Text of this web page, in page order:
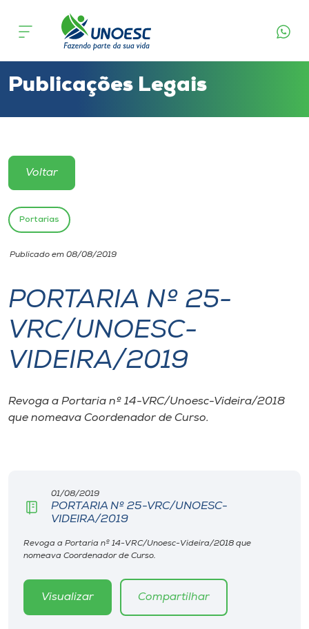
Cursos
Atendimento ao Estudante
Portal de Ensino
Unoesc
Internacionalização
I.nova
Cultura
Biblioteca
Editora
Rádio
Publicações Legais
Voltar
Portarias
Publicado em 08/08/2019
PORTARIA Nº 25-
VRC/UNOESC-
VIDEIRA/2019
Revoga a Portaria nº 14-VRC/Unoesc-Videira/2018
que nomeava Coordenador de Curso.
01/08/2019
PORTARIA Nº 25-VRC/UNOESC-
VIDEIRA/2019
Revoga a Portaria nº 14-VRC/Unoesc-Videira/2018 que
nomeava Coordenador de Curso.
Visualizar Compartilhar